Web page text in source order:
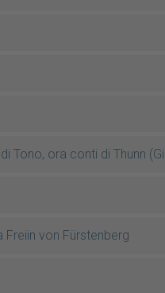
Tono, ora conti di Thunn
Freiin von Fürstenberg